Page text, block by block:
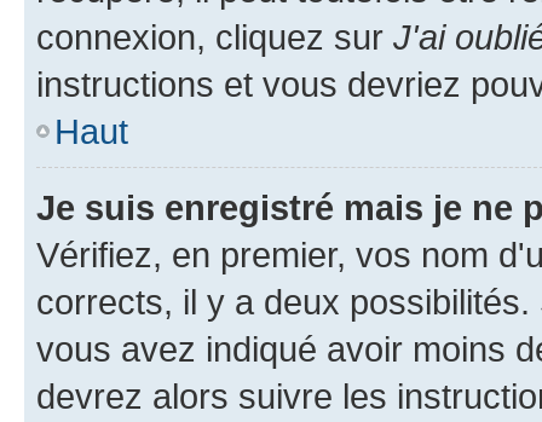
connexion, cliquez sur J'ai
instructions et vous devriez
Haut
Je suis enregistré mais je ne
Vérifiez, en premier, vos nom
corrects, il y a deux
vous avez indiqué avoir moins
devrez alors suivre les